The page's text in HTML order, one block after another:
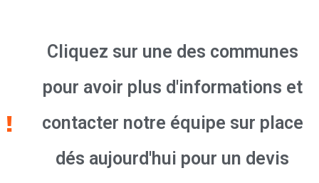
Cliquez sur une des communes
pour avoir plus d'informations et
contacter notre équipe sur place
dés aujourd'hui pour un devis